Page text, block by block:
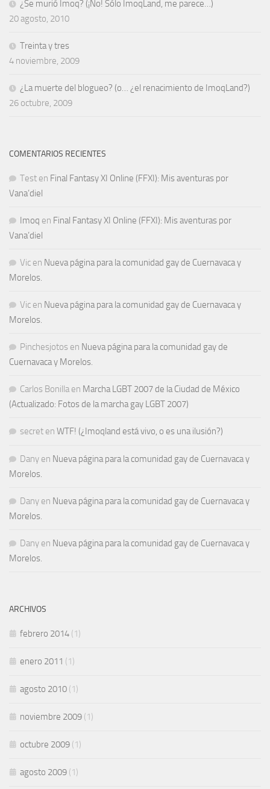
¿Se murió Imoq? (¡No! Sólo ImoqLand, me parece…)
20 agosto, 2010
Treinta y tres
4 noviembre, 2009
¿La muerte del blogueo? (o… ¿el renacimiento de ImoqLand?)
26 octubre, 2009
COMENTARIOS RECIENTES
Test en Final Fantasy XI Online (FFXI): Mis aventuras por
Vana’diel
Imoq en Final Fantasy XI Online (FFXI): Mis aventuras por
Vana’diel
Vic en Nueva página para la comunidad gay de Cuernavaca y
Morelos.
Vic en Nueva página para la comunidad gay de Cuernavaca y
Morelos.
Pinchesjotos en Nueva página para la comunidad gay de
Cuernavaca y Morelos.
Carlos Bonilla en Marcha LGBT 2007 de la Ciudad de México
(Actualizado: Fotos de la marcha gay LGBT 2007)
secret en WTF! (¿Imoqland está vivo, o es una ilusión?)
Dany en Nueva página para la comunidad gay de Cuernavaca y
Morelos.
Dany en Nueva página para la comunidad gay de Cuernavaca y
Morelos.
Dany en Nueva página para la comunidad gay de Cuernavaca y
Morelos.
ARCHIVOS
febrero 2014 (1)
enero 2011 (1)
agosto 2010 (1)
noviembre 2009 (1)
octubre 2009 (1)
agosto 2009 (1)